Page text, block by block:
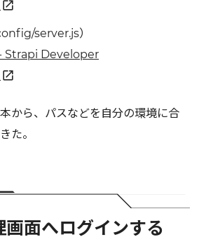
open_in_new
server.js）
Developer
open_in_new
から、パスなどを自分の環境に合
た。
面へログインする